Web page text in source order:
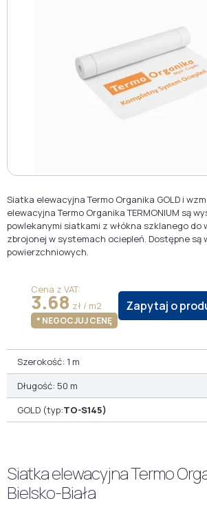
Siatka elewacyjna Termo Organika GOLD i
elewacyjna Termo Organika TERMONIUM są
powlekanymi siatkami z włókna szklanego do
zbrojonej w systemach ociepleń. Dostępne są
powierzchniowych.
Cena z VAT:
3.68 zł / m2
* NEGOCJUJ CENĘ
Zapytaj o
Szerokość: 1 m
Długość: 50 m
GOLD (typ:TO-S145)
Siatka elewacyjna Termo
Bielsko-Biała